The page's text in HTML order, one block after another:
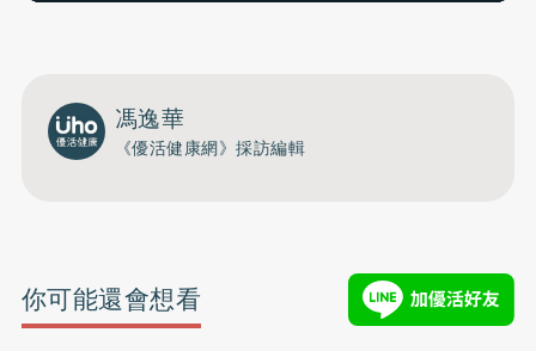
馮逸華
《優活健康網》採訪編輯
你可能還會想看